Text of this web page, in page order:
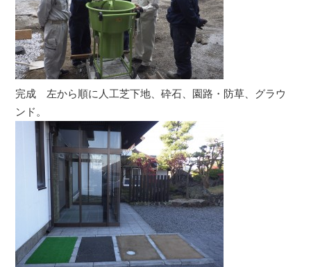
完成 左から順に人工芝下地、砕石、園路・防草、グラウ
ンド。